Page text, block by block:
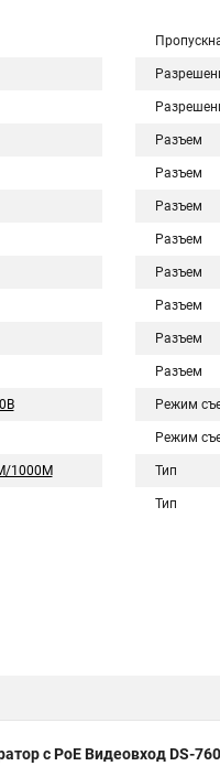
1000M
Разъем
Разъем
Разъем
Разъем
Разъем
Разъем
Разъем
Разъем
Режим
Режим
Тип
Тип
c PoE Видеовход DS-